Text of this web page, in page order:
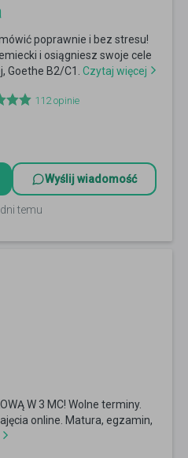
poprawnie i bez stresu!
i osiągniesz swoje cele
Goethe B2/C1.
Czytaj więcej
112opinie
Wyślij wiadomość
temu
W 3 MC! Wolne terminy.
online. Matura, egzamin,